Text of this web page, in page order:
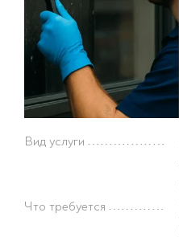
Вид услуги
Что требуется